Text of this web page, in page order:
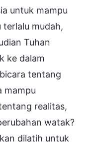
untuk mampu
mudah,
Tuhan
ke dalam
tentang
mampu
realitas,
watak?
dilatih untuk